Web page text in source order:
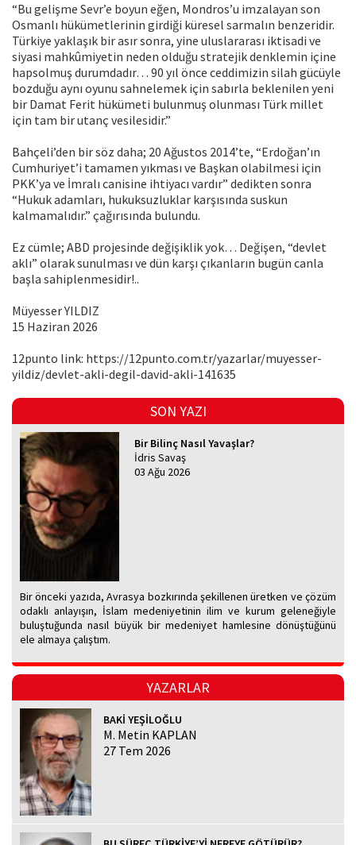
“Bu gelişme Sevr’e boyun eğen, Mondros’u imzalayan son
Osmanlı hükümetlerinin girdiği küresel sarmalın benzeridir.
Türkiye yaklaşık bir asır sonra, yine uluslararası iktisadi ve
siyasi mahkûmiyetin neden olduğu stratejik denklemin içine
hapsolmuş durumdadır… 90 yıl önce ceddimizin silah gücüyle
bozduğu aynı oyunu sahnelemek için sabırla beklenilen yeni
bir Damat Ferit hükümeti bulunmuş olunması Türk millet
için tam bir utanç vesilesidir.”
Bahçeli’den bir söz daha; 20 Ağustos 2014’te, “Erdoğan’ın
Cumhuriyet’i tamamen yıkması ve Başkan olabilmesi için
PKK’ya ve İmralı canisine ihtiyacı vardır” dedikten sonra
“Hukuk adamları, hukuksuzluklar karşısında suskun
kalmamalıdır.” çağırısında bulundu.
Ez cümle; ABD projesinde değişiklik yok… Değişen, “devlet
aklı” olarak sunulması ve dün karşı çıkanların bugün canla
başla sahiplenmesidir!..
Müyesser YILDIZ
15 Haziran 2026
12punto link: https://12punto.com.tr/yazarlar/muyesser-
yildiz/devlet-akli-degil-david-akli-141635
SON YAZI
Bir Bilinç Nasıl Yavaşlar?
İdris Savaş
03 Ağu 2026
Bir önceki yazıda, Avrasya bozkırında şekillenen üretken ve çözüm
odaklı anlayışın, İslam medeniyetinin ilim ve kurum geleneğiyle
buluştuğunda nasıl büyük bir medeniyet hamlesine dönüştüğünü
ele almaya çalıştım.
YAZARLAR
BAKİ YEŞİLOĞLU
M. Metin KAPLAN
27 Tem 2026